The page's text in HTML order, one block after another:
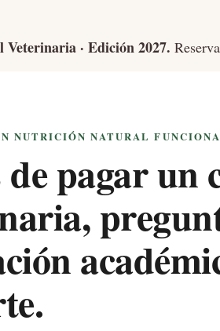
· Edición 2027.
NUTRICIÓN NATURAL
pagar un